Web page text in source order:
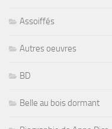
Assoiffés
Autres oeuvres
BD
Belle au bois dormant